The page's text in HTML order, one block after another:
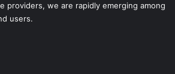
providers, we are rapidly emerging among
users.